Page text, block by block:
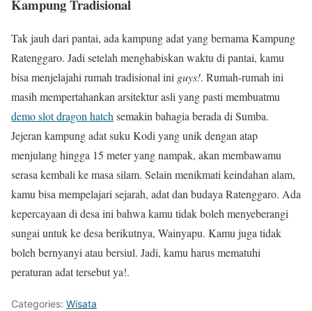
Kampung Tradisional
Tak jauh dari pantai, ada kampung adat yang bernama Kampung
Ratenggaro. Jadi setelah menghabiskan waktu di pantai, kamu
bisa menjelajahi rumah tradisional ini guys!. Rumah-rumah ini
masih mempertahankan arsitektur asli yang pasti membuatmu
demo slot dragon hatchsemakin bahagia berada di Sumba.
Jejeran kampung adat suku Kodi yang unik dengan atap
menjulang hingga 15 meter yang nampak, akan membawamu
serasa kembali ke masa silam. Selain menikmati keindahan alam,
kamu bisa mempelajari sejarah, adat dan budaya Ratenggaro. Ada
kepercayaan di desa ini bahwa kamu tidak boleh menyeberangi
sungai untuk ke desa berikutnya, Wainyapu. Kamu juga tidak
boleh bernyanyi atau bersiul. Jadi, kamu harus mematuhi
peraturan adat tersebut ya!.
Categories: Wisata